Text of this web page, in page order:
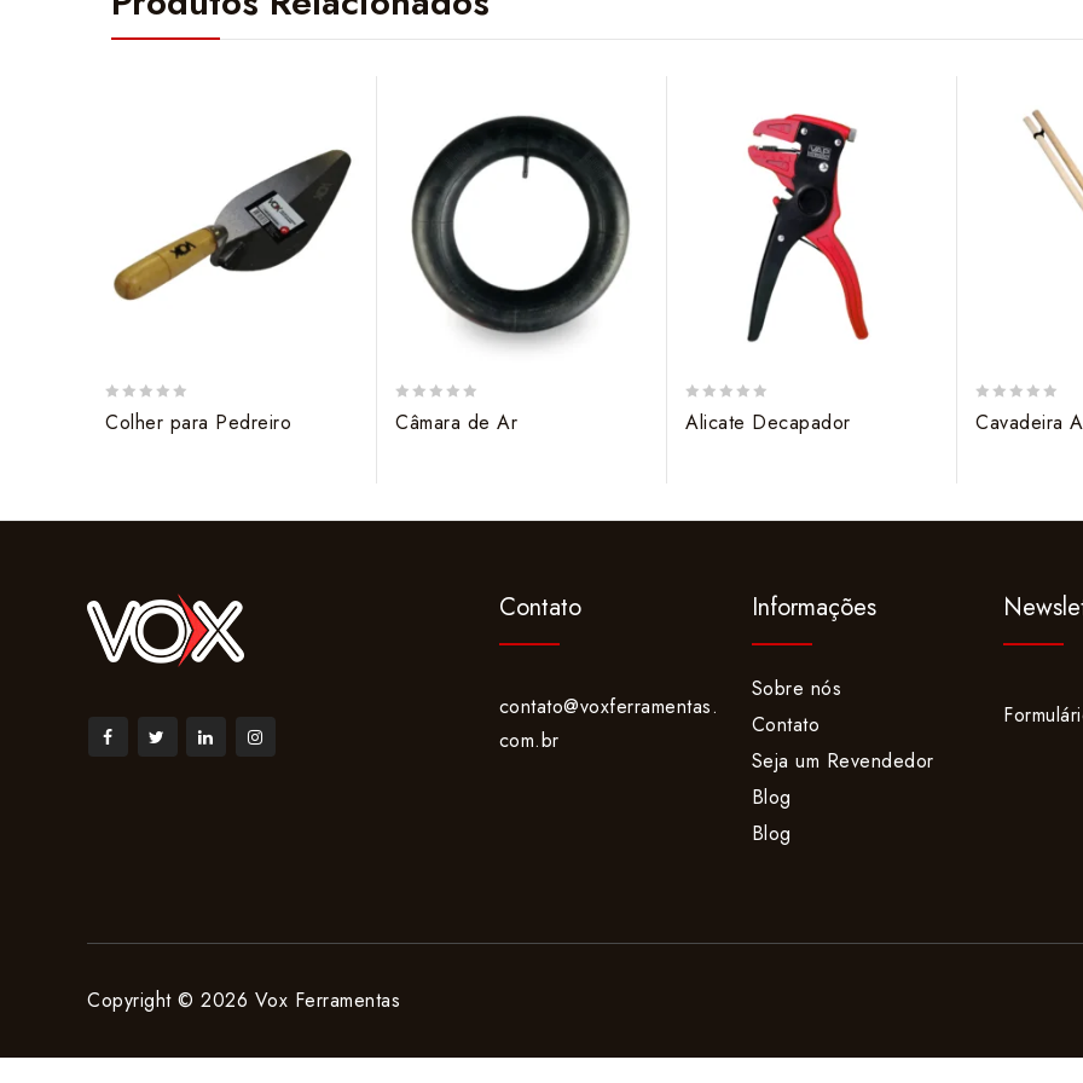
out
Colher para Pedreiro
out
Câmara de Ar
out
Alicate Decapador
out
Cavadeira
Contato
contato@voxferramentas.
com.br
Informações
Sobre nós
Contato
Seja um Revendedor
Blog
Blog
Copyright © 2026 Vox Ferramentas